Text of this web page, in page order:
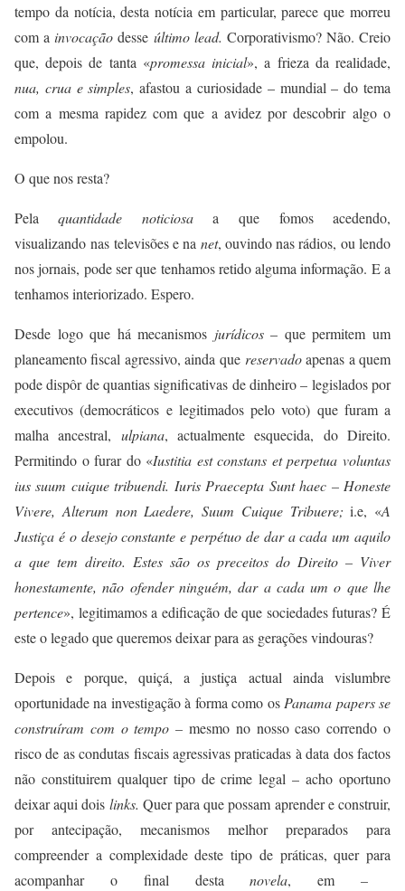
tempo da notícia, desta notícia em particular, parece que morreu
com a invocação desse último lead. Corporativismo? Não. Creio
que, depois de tanta «promessa inicial», a frieza da realidade,
nua, crua e simples, afastou a curiosidade – mundial – do tema
com a mesma rapidez com que a avidez por descobrir algo o
empolou.
O que nos resta?
Pelaquantidade noticiosaa que fomos acedendo,
visualizando nas televisões e na net, ouvindo nas rádios, ou lendo
nos jornais, pode ser que tenhamos retido alguma informação. E a
tenhamos interiorizado. Espero.
Desde logo que há mecanismos jurídicos– que permitem um
planeamento fiscal agressivo, ainda que reservadoapenas a quem
pode dispôr de quantias significativas de dinheiro – legislados por
executivos (democráticos e legitimados pelo voto) que furam a
malha ancestral, ulpiana, actualmente esquecida, do Direito.
Permitindo o furar do «Iustitia est constans et perpetua voluntas
ius suum cuique tribuendi. IurisPraecepta Sunt haec – Honeste
Vivere, Alterum non Laedere, Suum Cuique Tribuere; i.e, «A
Justiça é o desejo constante e perpétuo de dar a cada um aquilo
a que tem direito. Estes são os preceitos do Direito – Viver
honestamente, não ofender ninguém, dar a cada um o que lhe
pertence», legitimamos a edificação de que sociedades futuras? É
este o legado que queremos deixar para as gerações vindouras?
Depois e porque, quiçá, a justiça actual ainda vislumbre
oportunidade na investigação à forma como os Panama papers se
construíram com o tempo – mesmo no nosso caso correndo o
risco de as condutas fiscais agressivas praticadas à data dos factos
não constituirem qualquer tipo de crime legal – acho oportuno
deixar aqui dois links. Querpara que possam aprender e construir,
por antecipação, mecanismos melhor preparados para
compreender a complexidade deste tipo de práticas,quer para
acompanhar o final destanovela, em –